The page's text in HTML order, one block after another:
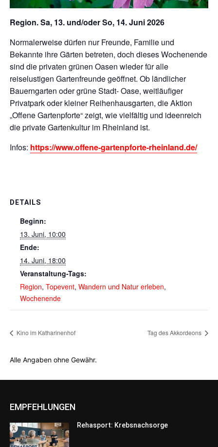
Region. Sa, 13. und/oder So, 14. Juni 2026
Normalerweise dürfen nur Freunde, Familie und
Bekannte ihre Gärten betreten, doch dieses Wochenende
sind die privaten grünen Oasen wieder für alle
reiselustigen Gartenfreunde geöffnet. Ob ländlicher
Bauerngarten oder grüne Stadt- Oase, weitläufiger
Privatpark oder kleiner Reihenhausgarten, die Aktion
„Offene Gartenpforte“ zeigt, wie vielfältig und ideenreich
die private Gartenkultur im Rheinland ist.
Infos: https://www.offene-gartenpforte-rheinland.de/
DETAILS
Beginn:
13. Juni, 10:00
Ende:
14. Juni, 18:00
Veranstaltung-Tags:
Region, Topevent, Wandern und Natur erleben,
Wochenende
Kino im Katharinenhof Tag des Akkordeons
Alle Angaben ohne Gewähr.
EMPFEHLUNGEN
Rehasport: Krebsnachsorge